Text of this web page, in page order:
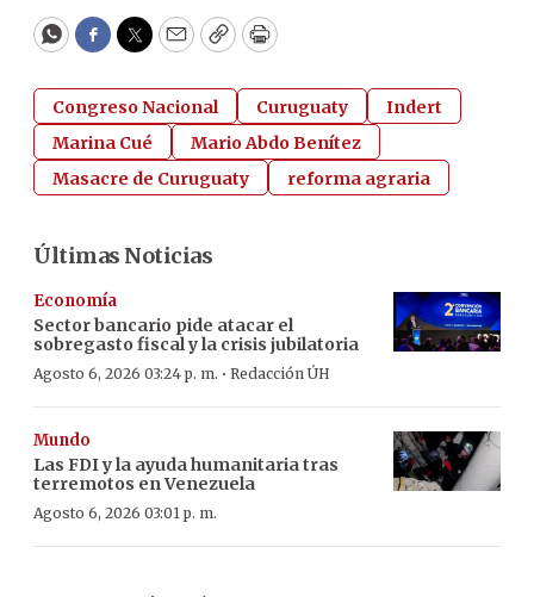
WhatsApp
Facebook
Twitter
EmailCopyPrint
Congreso Nacional Curuguaty
Indert
Marina Cué
Mario Abdo Benítez
Masacre de Curuguaty
reforma agraria
Últimas Noticias
Economía
Sector bancario pide atacar el
sobregasto fiscal y la crisis jubilatoria
Agosto 6, 2026 03:24 p. m. · Redacción ÚH
Mundo
Las FDI y la ayuda humanitaria tras
terremotos en Venezuela
Agosto 6, 2026 03:01 p. m.